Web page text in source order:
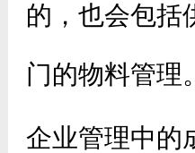
的，也会包括
门的物料管理
企业管理中的